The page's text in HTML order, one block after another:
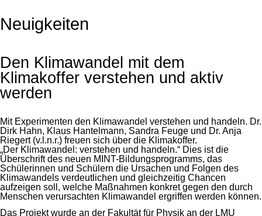
Neuigkeiten
Den Klimawandel mit dem
Klimakoffer verstehen und aktiv
werden
Mit Experimenten den Klimawandel verstehen und handeln. Dr.
Dirk Hahn, Klaus Hantelmann, Sandra Feuge und Dr. Anja
Riegert (v.l.n.r.) freuen sich über die Klimakoffer.
„Der Klimawandel: verstehen und handeln.“ Dies ist die
Überschrift des neuen MINT-Bildungsprogramms, das
Schülerinnen und Schülern die Ursachen und Folgen des
Klimawandels verdeutlichen und gleichzeitig Chancen
aufzeigen soll, welche Maßnahmen konkret gegen den durch
Menschen verursachten Klimawandel ergriffen werden können.
Das Projekt wurde an der Fakultät für Physik an der LMU